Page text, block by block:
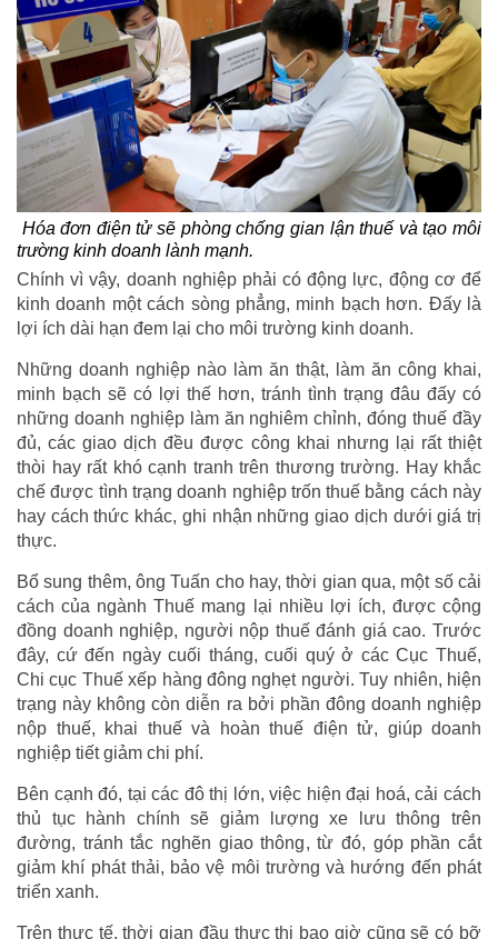
Hóa đơn điện tử sẽ phòng chống gian lận thuế và tạo môi
trường kinh doanh lành mạnh.
Chính vì vậy, doanh nghiệp phải có động lực, động cơ để
kinh doanh một cách sòng phẳng, minh bạch hơn. Đấy là
lợi ích dài hạn đem lại cho môi trường kinh doanh.
Những doanh nghiệp nào làm ăn thật, làm ăn công khai,
minh bạch sẽ có lợi thế hơn, tránh tình trạng đâu đấy có
những doanh nghiệp làm ăn nghiêm chỉnh, đóng thuế đầy
đủ, các giao dịch đều được công khai nhưng lại rất thiệt
thòi hay rất khó cạnh tranh trên thương trường. Hay khắc
chế được tình trạng doanh nghiệp trốn thuế bằng cách này
hay cách thức khác, ghi nhận những giao dịch dưới giá trị
thực.
Bổ sung thêm, ông Tuấn cho hay, thời gian qua, một số cải
cách của ngành Thuế mang lại nhiều lợi ích, được cộng
đồng doanh nghiệp, người nộp thuế đánh giá cao. Trước
đây, cứ đến ngày cuối tháng, cuối quý ở các Cục Thuế,
Chi cục Thuế xếp hàng đông nghẹt người. Tuy nhiên, hiện
trạng này không còn diễn ra bởi phần đông doanh nghiệp
nộp thuế, khai thuế và hoàn thuế điện tử, giúp doanh
nghiệp tiết giảm chi phí.
Bên cạnh đó, tại các đô thị lớn, việc hiện đại hoá, cải cách
thủ tục hành chính sẽ giảm lượng xe lưu thông trên
đường, tránh tắc nghẽn giao thông, từ đó, góp phần cắt
giảm khí phát thải, bảo vệ môi trường và hướng đến phát
triển xanh.
Trên thực tế, thời gian đầu thực thi bao giờ cũng sẽ có bỡ